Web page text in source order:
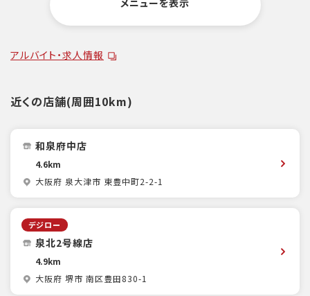
アルバイト・求人情報
近くの店舗(周囲10km)
和泉府中店
4.6km
大阪府 泉大津市 東豊中町2-2-1
デジロー
泉北2号線店
4.9km
大阪府 堺市 南区豊田830-1